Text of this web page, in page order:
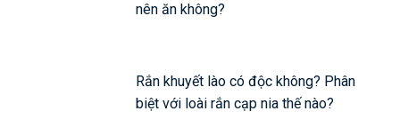
nên ăn không?
Rắn khuyết lào có độc không? Phân
biệt với loài rắn cạp nia thế nào?